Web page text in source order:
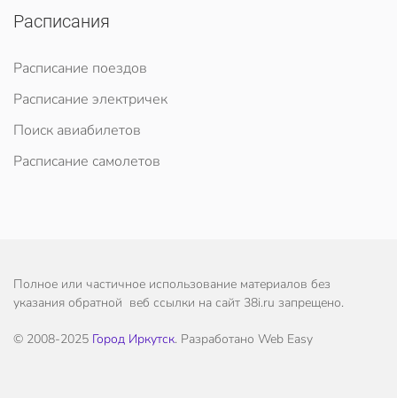
Расписания
Расписание поездов
Расписание электричек
Поиск авиабилетов
Расписание самолетов
Полное или частичное использование материалов без
указания обратной веб ссылки на сайт 38i.ru запрещено.
© 2008-2025 Город Иркутск. Разработано Web Easy